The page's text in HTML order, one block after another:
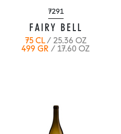
7291
FAIRY BELL
75 CL/ 25.36 OZ
499 GR / 17.60 OZ